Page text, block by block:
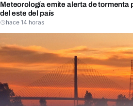
Meteorología emite alerta de tormenta
del este del país
hace 14 horas